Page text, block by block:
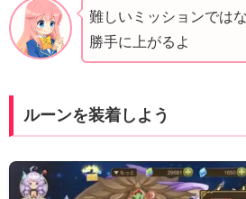
難しいミッションでは
勝手に上がるよ
ルーンを装着しよう